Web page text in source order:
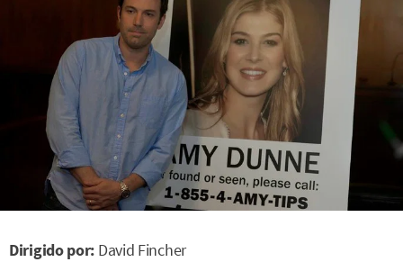
Dirigido por: David Fincher